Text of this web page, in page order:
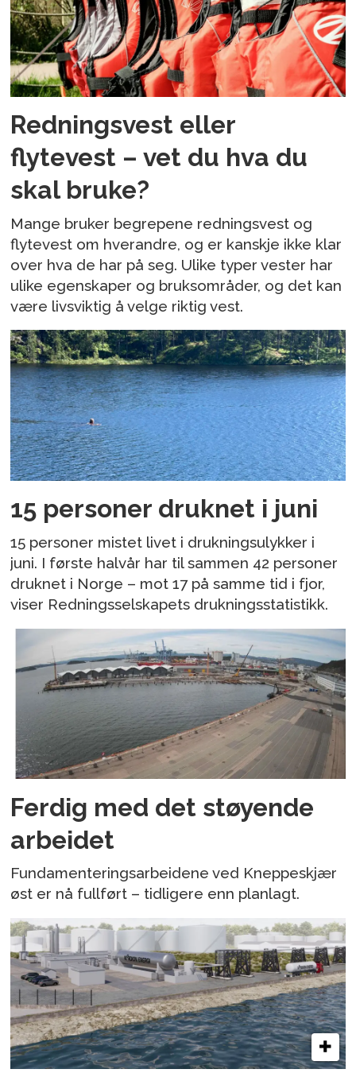
Redningsvest eller
flytevest – vet du hva du
skal bruke?
Mange bruker begrepene redningsvest og
flytevest om hverandre, og er kanskje ikke klar
over hva de har på seg. Ulike typer vester har
ulike egenskaper og bruksområder, og det kan
være livsviktig å velge riktig vest.
15 personer druknet i juni
15 personer mistet livet i drukningsulykker i
juni. I første halvår har til sammen 42 personer
druknet i Norge – mot 17 på samme tid i fjor,
viser Redningsselskapets drukningsstatistikk.
Ferdig med det støyende
arbeidet
Fundamenteringsarbeidene ved Kneppeskjær
øst er nå fullført – tidligere enn planlagt.